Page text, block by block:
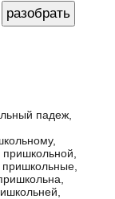
падеж,